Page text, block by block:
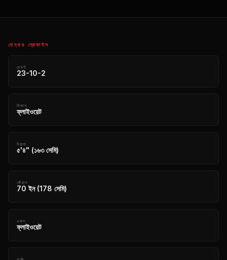
যোদ্ধার প্রোফাইল
রেকর্ড
23-10-2
বিভাগ
ফ্লাইওয়েট
উচ্চতা
৫'৪" (১৬৩ সেমি)
পৌঁছান
70 ইন (178 সেমি)
ওজন
ফ্লাইওয়েট